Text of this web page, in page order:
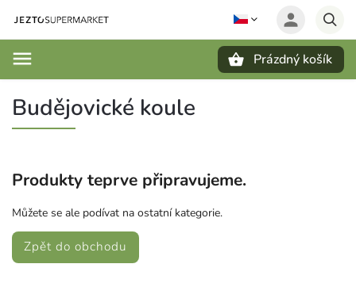
Prázdný košík
Budějovické koule
Produkty teprve připravujeme.
Můžete se ale podívat na ostatní kategorie.
Zpět do obchodu